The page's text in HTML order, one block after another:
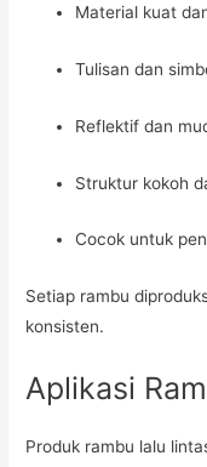
Material kuat
Tulisan dan
Reflektif dan
Struktur kokoh
Cocok untuk
Setiap rambu
konsisten.
Aplikasi
Produk rambu lalu